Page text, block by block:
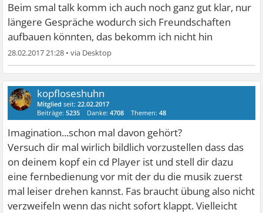
Beim smal talk komm ich auch noch ganz gut klar, nur
längere Gespräche wodurch sich Freundschaften
aufbauen könnten, das bekomm ich nicht hin
28.02.2017 21:28 •
kopfloseshuhn
Mitglied seit:22.02.2017
Beiträge:5235 Danke:4708 Themen:48
Imagination...schon mal davon gehört?
Versuch dir mal wirlich bildlich vorzustellen dass das
on deinem kopf ein cd Player ist und stell dir dazu
eine fernbedienung vor mit der du die musik zuerst
mal leiser drehen kannst. Fas braucht übung also nicht
verzweifeln wenn das nicht sofort klappt. Vielleicht